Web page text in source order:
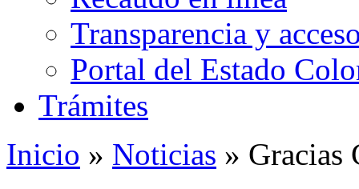
Transparencia y
Portal del Estado
Trámites
Inicio » Noticias » Gracias